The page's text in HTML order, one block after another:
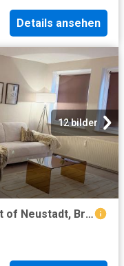
Details ansehen
12 bilder
Charming Scandi loft in the heart of Neustadt, Bremen Amsterdam Apartments for Rent